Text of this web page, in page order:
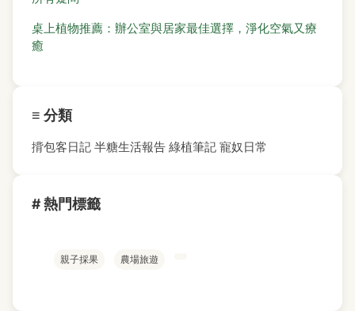
桌上植物推薦：辦公室與居家最佳選擇，淨化空氣又療
癒
≡ 分類
揹包客日記 半糖生活報告 綠植筆記 寵奴日常
# 熱門標籤
親子採果 農場旅遊